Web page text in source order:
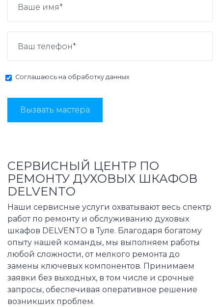
Соглашаюсь на обработку данных
Вызвать мастера
СЕРВИСНЫЙ ЦЕНТР ПО
РЕМОНТУ ДУХОВЫХ ШКАФОВ
DELVENTO
Наши сервисные услуги охватывают весь спектр
работ по ремонту и обслуживанию духовых
шкафов DELVENTO в Туле. Благодаря богатому
опыту нашей команды, мы выполняем работы
любой сложности, от мелкого ремонта до
замены ключевых компонентов. Принимаем
заявки без выходных, в том числе и срочные
запросы, обеспечивая оперативное решение
возникших проблем.